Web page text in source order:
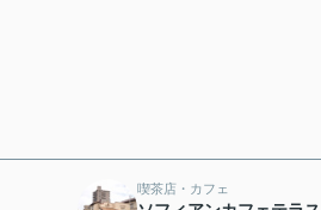
喫茶店・カフェ